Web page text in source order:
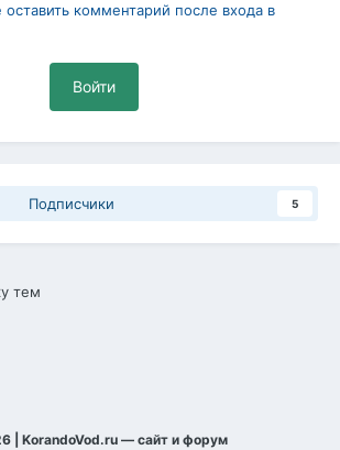
комментарий после входа в
Войти
Подписчики 5
тем
| KorandoVod.ru — сайт и форум